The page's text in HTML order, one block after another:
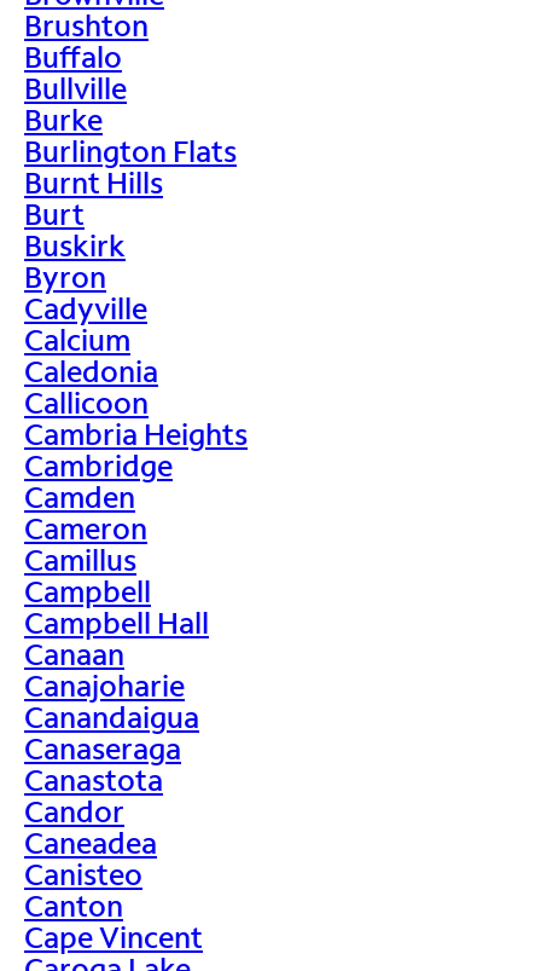
Brushton
Buffalo
Bullville
Burke
Burlington Flats
Burnt Hills
Burt
Buskirk
Byron
Cadyville
Calcium
Caledonia
Callicoon
Cambria Heights
Cambridge
Camden
Cameron
Camillus
Campbell
Campbell Hall
Canaan
Canajoharie
Canandaigua
Canaseraga
Canastota
Candor
Caneadea
Canisteo
Canton
Cape Vincent